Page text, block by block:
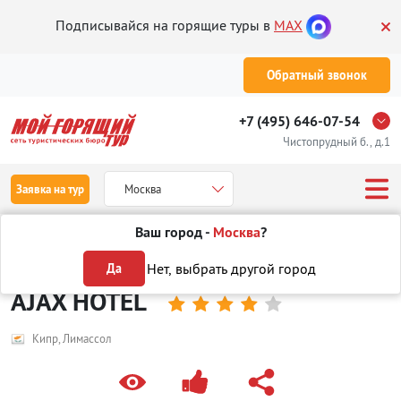
Подписывайся на горящие туры в MAX
Обратный звонок
+7 (495) 646-07-54
Чистопрудный б., д.1
Заявка на тур Москва
Ваш город - Москва?
Да Нет, выбрать другой город
Отели на Кипре в Лимассоле
AJAX HOTEL     
Кипр, Лимассол